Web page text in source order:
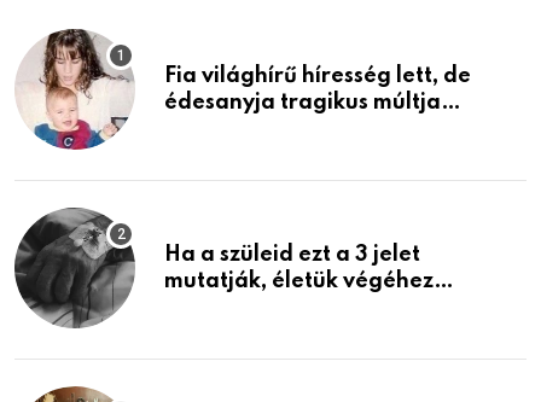
Fia világhírű híresség lett, de
édesanyja tragikus múltja
Ha a szüleid ezt a 3 jelet
mutatják, életük végéhez